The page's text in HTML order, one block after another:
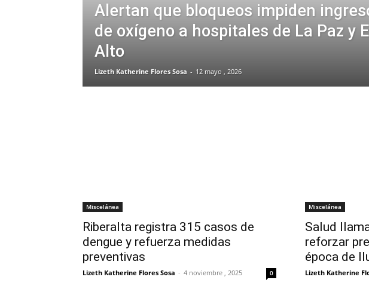
Alertan que bloqueos impiden
de oxígeno a hospitales de La Paz y El
Alto
Lizeth Katherine Flores Sosa - 12 mayo , 2026
Miscelánea
Riberalta registra 315 casos de
dengue y refuerza medidas
preventivas
Lizeth Katherine Flores Sosa - 4 noviembre , 2025 0
Miscelánea
Salud
reforzar
época de
Lizeth Katherine